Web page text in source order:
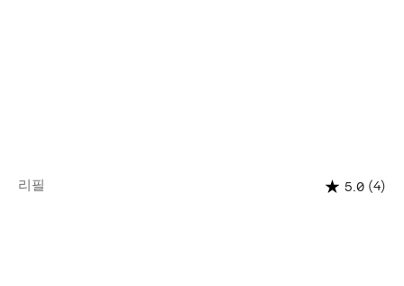
리필 5.0 (4)